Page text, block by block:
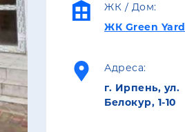
ЖК / Дом:
ЖК Green Yard
Адреса:
г. Ирпень, ул.
Белокур, 1-10